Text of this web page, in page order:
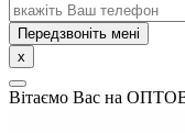
Передзвоніть мені
x
Вітаємо Вас на